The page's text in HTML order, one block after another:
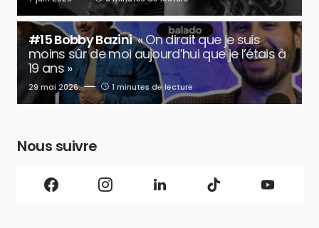
#15 Bobby Bazini « On dirait que je suis
moins sûr de moi aujourd’hui que je l’étais à
19 ans »
29 mai 2026 1 minutes de lecture
Nous suivre